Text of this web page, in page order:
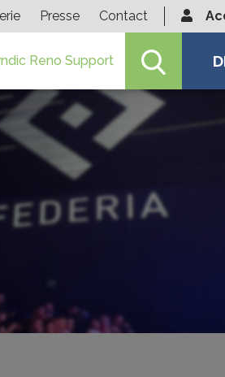
Presse Contact
Reno Support